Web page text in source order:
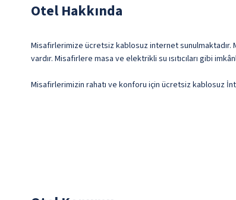
Otel Hakkında
Misafirlerimize ücretsiz kablosuz internet sunulmaktadır.
vardır. Misafirlere masa ve elektrikli su ısıtıcıları gibi
Misafirlerimizin rahatı ve konforu için ücretsiz kablosuz